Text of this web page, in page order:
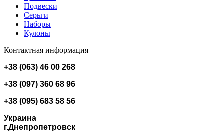
Подвески
Серьги
Наборы
Кулоны
Контактная информация
+38 (063) 46 00 268
+38 (097) 360 68 96
+38 (095) 683 58 56
Украина
г.Днепропетровск